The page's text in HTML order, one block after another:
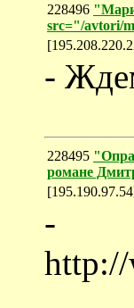
228496
src="/avtori/
-
228495
романе
-